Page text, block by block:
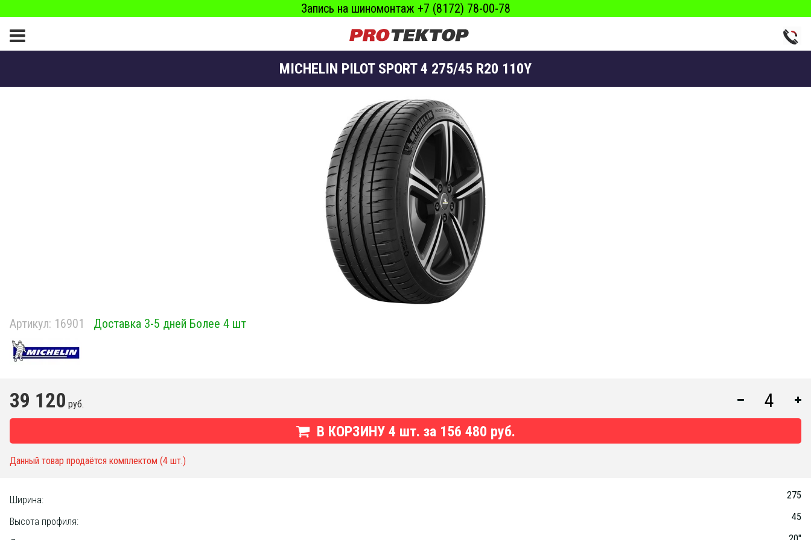
Запись на шиномонтаж +7 (8172) 78-00-78
MICHELIN PILOT SPORT 4 275/45 R20 110Y
Артикул: 16901 Доставка 3-5 дней Более 4 шт
39 120 руб.
В КОРЗИНУ 4 шт. за 156 480 руб.
Данный товар продаётся комплектом (4 шт.)
Ширина: 275
Высота профиля: 45